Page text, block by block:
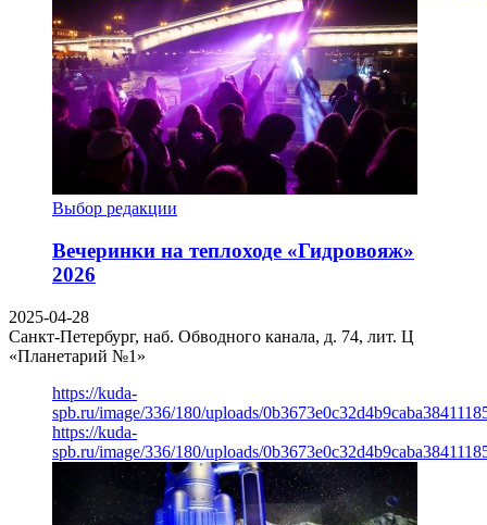
Выбор редакции
Вечеринки на теплоходе «Гидровояж»
2026
2025-04-28
Санкт-Петербург, наб. Обводного канала, д. 74, лит. Ц
«Планетарий №1»
https://kuda-
spb.ru/image/336/180/uploads/
https://kuda-
spb.ru/image/336/180/uploads/